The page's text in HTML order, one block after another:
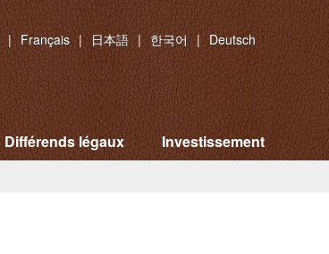
| Français | 日本語 | 한국어 | Deutsch
Différends légaux Investissement